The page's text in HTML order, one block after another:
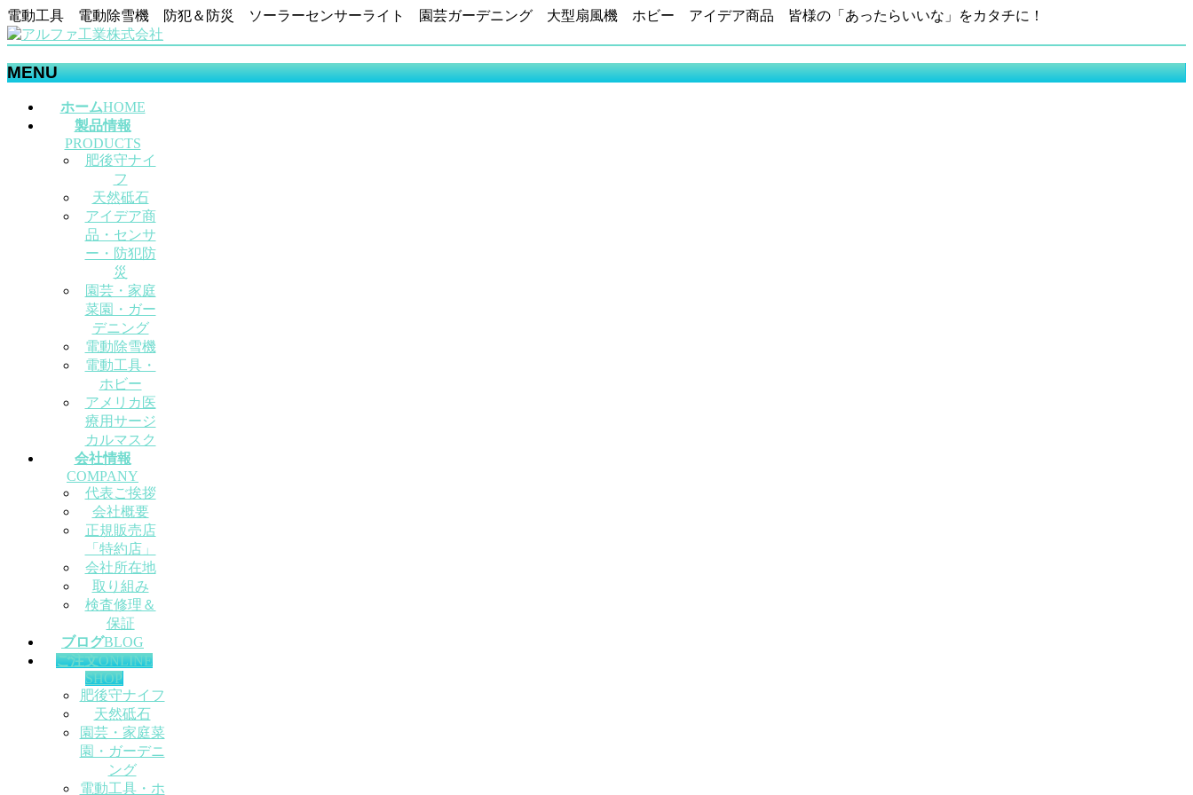
電動工具 電動除雪機 防犯＆防災 ソーラーセンサーライト 園芸ガーデニング 大型扇風機 ホビー アイデア商品 皆様の「あったらいいな」をカタチに！
MENU
ホームHOME
製品情報
PRODUCTS
肥後守ナイ
フ
天然砥石
アイデア商
品・センサ
ー・防犯防
災
園芸・家庭
菜園・ガー
デニング
電動除雪機
電動工具・
ホビー
アメリカ医
療用サージ
カルマスク
会社情報
COMPANY
代表ご挨拶
会社概要
正規販売店
「特約店」
会社所在地
取り組み
検査修理＆
保証
ブログBLOG
ご注文ONLINE
SHOP
肥後守ナイフ
天然砥石
園芸・家庭菜
園・ガーデニ
ング
電動工具・ホ